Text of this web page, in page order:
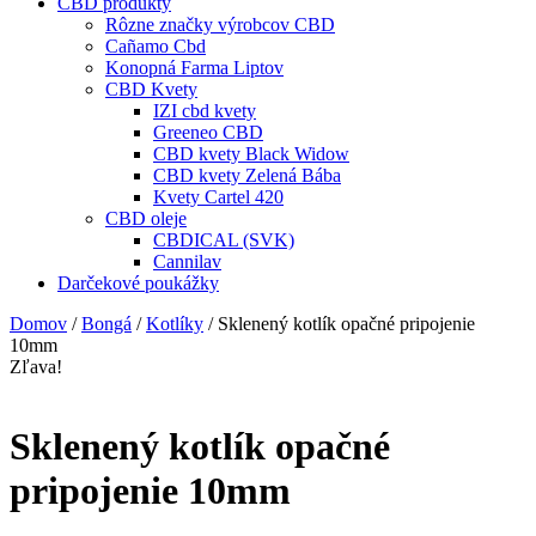
Rôzne značky výrobcov CBD
Cañamo Cbd
Konopná Farma Liptov
CBD Kvety
IZI cbd kvety
Greeneo CBD
CBD kvety Black Widow
CBD kvety Zelená Bába
Kvety Cartel 420
CBD oleje
CBDICAL (SVK)
Cannilav
Darčekové poukážky
Domov /Bongá /Kotlíky / Sklenený kotlík opačné pripojenie
10mm
Zľava!
Sklenený kotlík opačné
pripojenie 10mm